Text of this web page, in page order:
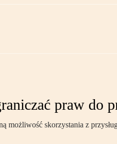
praw do
możliwość skorzystania z